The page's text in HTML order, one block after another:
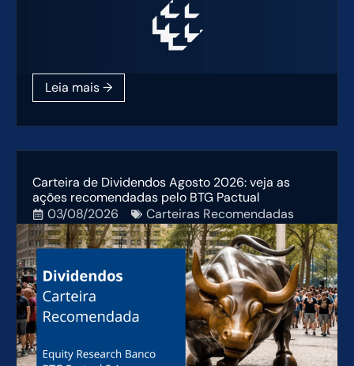
Carteira de Dividendos Agosto 2026: veja as
ações recomendadas pelo BTG Pactual
03/08/2026
Carteiras Recomendadas